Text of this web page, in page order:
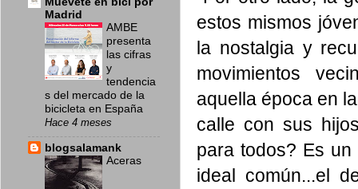
estos mismos
la nostalgia y
movimientos
aquella época en
calle con sus
para todos? Es
ideal común...el
Madrid
AMBE
presenta
las cifras
y
tendencia
s del mercado de la
bicicleta en España
Hace 4 meses
blogsalamank
Aceras